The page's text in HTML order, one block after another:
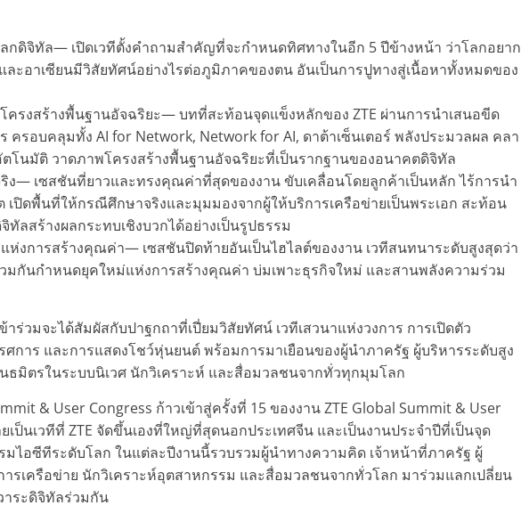
กดิจิทัล— เปิดเวทีตั้งคำถามสำคัญที่จะกำหนดทิศทางในอีก 5 ปีข้างหน้า ว่าโลกอยาก
ละอาเซียนมีวิสัยทัศน์อย่างไรต่อภูมิภาคของตน อันเป็นการปูทางสู่เนื้อหาทั้งหมดของ
ครงสร้างพื้นฐานอัจฉริยะ— บทที่สะท้อนจุดแข็งหลักของ ZTE ผ่านการนำเสนอขีด
ครอบคลุมทั้ง AI for Network, Network for AI, ดาต้าเซ็นเตอร์ พลังประมวลผล คลา
ตโนมัติ วาดภาพโครงสร้างพื้นฐานอัจฉริยะที่เป็นรากฐานของอนาคตดิจิทัล
ง— เซสชันที่ยาวและทรงคุณค่าที่สุดของงาน ขับเคลื่อนโดยลูกค้าเป็นหลัก ไร้การนำ
เปิดพื้นที่ให้กรณีศึกษาจริงและมุมมองจากผู้ให้บริการเครือข่ายเป็นพระเอก สะท้อน
ทัลสร้างผลกระทบเชิงบวกได้อย่างเป็นรูปธรรม
ห่งการสร้างคุณค่า— เซสชันปิดท้ายอันเป็นไฮไลต์ของงาน เวทีสนทนาระดับสูงสุดว่า
มกันกำหนดยุคใหม่แห่งการสร้างคุณค่า บ่มเพาะธุรกิจใหม่ และสานพลังความร่วม
ร่วมจะได้สัมผัสกับปาฐกถาที่เปี่ยมวิสัยทัศน์ เวทีเสวนาแห่งวงการ การเปิดตัว
าร และการแสดงโชว์หุ่นยนต์ พร้อมการมาเยือนของผู้นำภาครัฐ ผู้บริหารระดับสูง
ธมิตรในระบบนิเวศ นักวิเคราะห์ และสื่อมวลชนจากทั่วทุกมุมโลก
& User Congress ก้าวเข้าสู่ครั้งที่ 15 ของงาน ZTE Global Summit & User
เป็นเวทีที่ ZTE จัดขึ้นเองที่ใหญ่ที่สุดนอกประเทศจีน และเป็นงานประจำปีที่เป็นจุด
ไอซีทีระดับโลก ในแต่ละปีงานนี้รวบรวมผู้นำทางความคิด เจ้าหน้าที่ภาครัฐ ผู้
รเครือข่าย นักวิเคราะห์อุตสาหกรรม และสื่อมวลชนจากทั่วโลก มาร่วมแลกเปลี่ยน
ระดิจิทัลร่วมกัน